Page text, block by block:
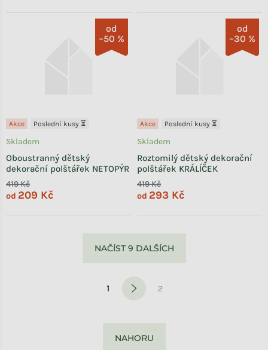
od
–50 %
Akce Poslední kusy ⏳
Oboustranný dětský
dekorační polštářek NETOPÝR
Skladem
419 Kč
od 209 Kč
od
–30 %
Akce Poslední kusy ⏳
Roztomilý dětský dekorační
polštářek KRÁLÍČEK
Skladem
419 Kč
od 293 Kč
NAČÍST 9 DALŠÍCH
1 2
NAHORU